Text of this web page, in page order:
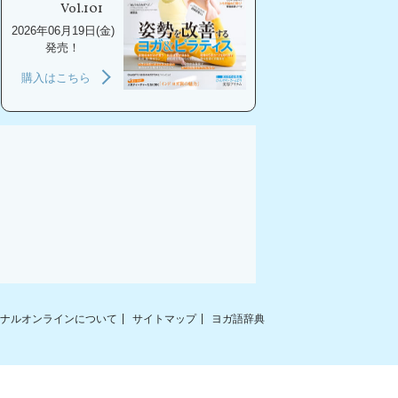
Vol.101
2026年06月19日(金)
発売！
購入はこちら
ルオンラインについて サイトマップ ヨガ語辞典